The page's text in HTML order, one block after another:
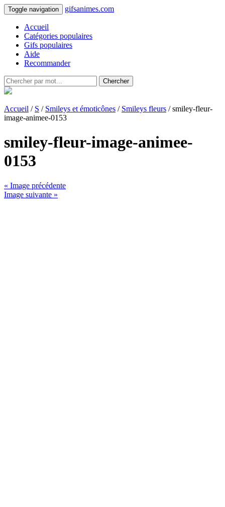
Toggle navigation gifsanimes.com
Accueil
Catégories populaires
Gifs populaires
Aide
Recommander
Chercher
Accueil / S / Smileys et émoticônes / Smileys fleurs / smiley-fleur-
image-animee-0153
smiley-fleur-image-animee-
0153
« Image précédente
Image suivante »